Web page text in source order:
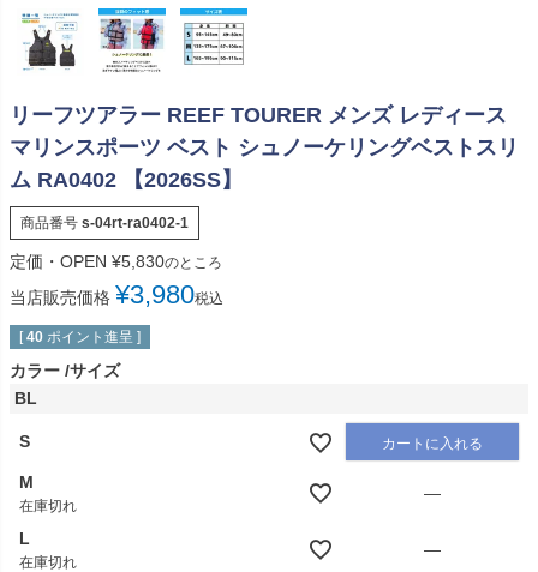
リーフツアラー REEF TOURER メンズ レディース
マリンスポーツ ベスト シュノーケリングベストスリ
ム RA0402 【2026SS】
商品番号 s-04rt-ra0402-1
定価・OPEN ¥5,830のところ
当店販売価格 ¥3,980税込
[ 40 ポイント進呈 ]
カラー サイズ
BL
S カートに入れる
M
在庫切れ
—
L
在庫切れ
—